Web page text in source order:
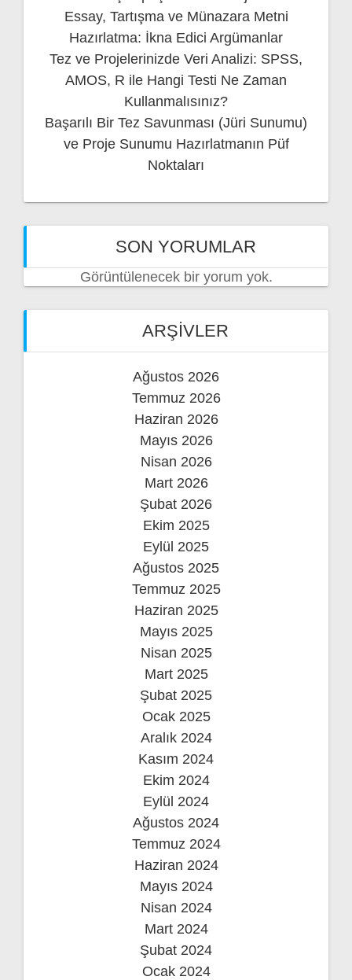
Essay, Tartışma ve Münazara Metni
Hazırlatma: İkna Edici Argümanlar
Tez ve Projelerinizde Veri Analizi: SPSS,
AMOS, R ile Hangi Testi Ne Zaman
Kullanmalısınız?
Başarılı Bir Tez Savunması (Jüri Sunumu)
ve Proje Sunumu Hazırlatmanın Püf
Noktaları
SON YORUMLAR
Görüntülenecek bir yorum yok.
ARŞIVLER
Ağustos 2026
Temmuz 2026
Haziran 2026
Mayıs 2026
Nisan 2026
Mart 2026
Şubat 2026
Ekim 2025
Eylül 2025
Ağustos 2025
Temmuz 2025
Haziran 2025
Mayıs 2025
Nisan 2025
Mart 2025
Şubat 2025
Ocak 2025
Aralık 2024
Kasım 2024
Ekim 2024
Eylül 2024
Ağustos 2024
Temmuz 2024
Haziran 2024
Mayıs 2024
Nisan 2024
Mart 2024
Şubat 2024
Ocak 2024